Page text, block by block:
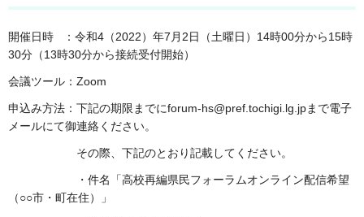
開催日時 ：令和4（2022）年7月2日（土曜日）14時00分から15時
30分（13時30分から接続受付開始）
会議ツール：Zoom
申込み方法：下記の期限までにforum-hs@pref.tochigi.lg.jpまで電子
メールにて御連絡ください。
その際、下記のとおり記載してください。
・件名「高校再編県民フォーラムオンライン配信希望
（○○市・町在住）」